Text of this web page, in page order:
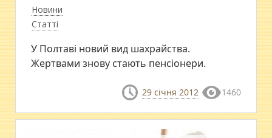
Новини
Статті
У Полтаві новий вид шахрайства.
Жертвами знову стають пенсіонери.
29 січня 2012 1460